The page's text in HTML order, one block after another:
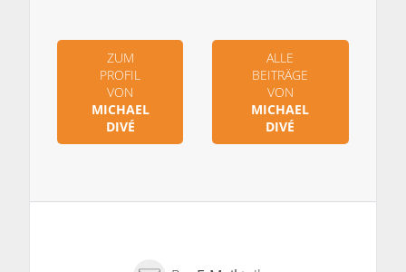
ZUM
PROFIL
VON
MICHAEL
DIVÉ
ALLE
BEITRÄGE
VON
MICHAEL
DIVÉ